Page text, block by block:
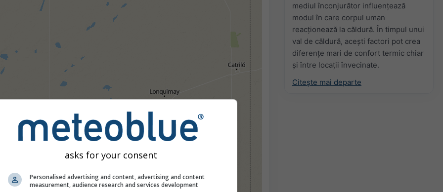
mediul înconjurător influențează
modul în care corpul uman
reacționează la căldură. În timpul unui
val de căldură, acești factori pot crea
diferențe mari de confort termic chiar
și între locații învecinate.
Citește mai departe
asks for your consent
Personalised advertising and content, advertising and content
measurement, audience research and services development